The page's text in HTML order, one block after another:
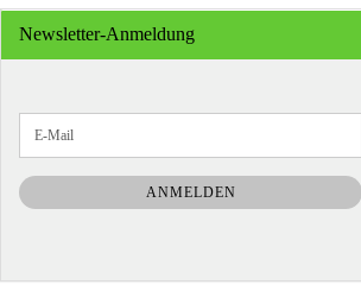
Newsletter-Anmeldung
ZUR
NEWSLETTER-
ANMELDUNG
E-
Mail
ANMELDEN